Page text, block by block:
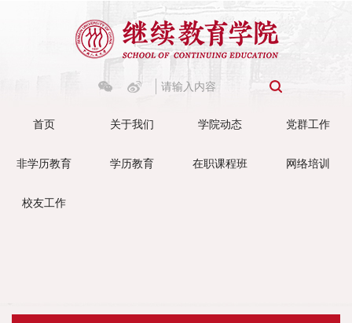
首页 关于我们 学院动态 党群工作
非学历教育 学历教育 在职课程班 网络培训
校友工作